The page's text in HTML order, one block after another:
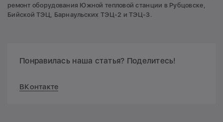
ремонт оборудования Южной тепловой станции в Рубцовске,
Бийской ТЭЦ, Барнаульских ТЭЦ-2 и ТЭЦ-3.
Понравилась наша статья? Поделитесь!
ВКонтакте